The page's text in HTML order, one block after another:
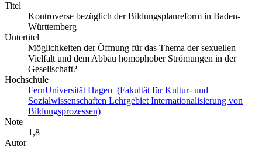
Titel
Kontroverse bezüglich der Bildungsplanreform in Baden-
Württemberg
Untertitel
Möglichkeiten der Öffnung für das Thema der sexuellen
Vielfalt und dem Abbau homophober Strömungen in der
Gesellschaft?
Hochschule
FernUniversität Hagen (Fakultät für Kultur- und
Sozialwissenschaften Lehrgebiet Internationalisierung von
Bildungsprozessen)
Note
1,8
Autor